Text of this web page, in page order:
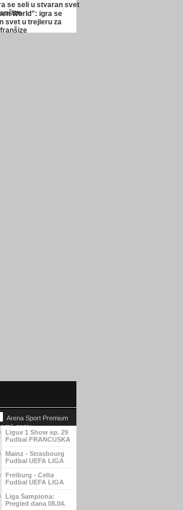
World": igra se
svet u trejleru za
Arena Sport Premium
3
Ligue 1 Show ep. 29
Fudbal FRANCUSKA
Mainz - Strasbourg
Fudbal UEFA LIGA
Freiburg - Celta
Fudbal UEFA LIGA
Liga Šampiona:
Pregled dana 08.04.